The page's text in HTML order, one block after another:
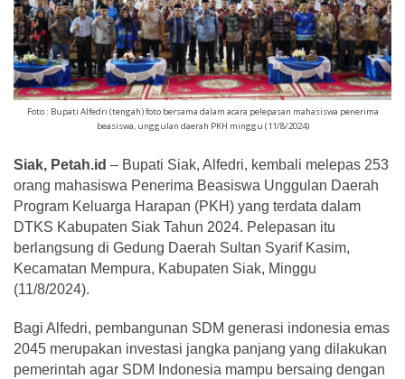
Foto : Bupati Alfedri (tengah) foto bersama dalam acara pelepasan mahasiswa penerima
beasiswa, unggulan daerah PKH minggu (11/8/2024)
Siak, Petah.id – Bupati Siak, Alfedri, kembali melepas 253
orang mahasiswa Penerima Beasiswa Unggulan Daerah
Program Keluarga Harapan (PKH) yang terdata dalam
DTKS Kabupaten Siak Tahun 2024. Pelepasan itu
berlangsung di Gedung Daerah Sultan Syarif Kasim,
Kecamatan Mempura, Kabupaten Siak, Minggu
(11/8/2024).
Bagi Alfedri, pembangunan SDM generasi indonesia emas
2045 merupakan investasi jangka panjang yang dilakukan
pemerintah agar SDM Indonesia mampu bersaing dengan